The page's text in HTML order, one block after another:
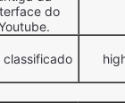
do
classificado